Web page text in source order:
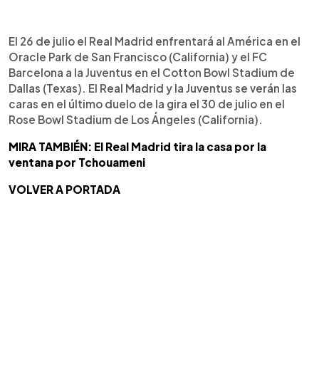
El 26 de julio el Real Madrid enfrentará al América en el
Oracle Park de San Francisco (California) y el FC
Barcelona a la Juventus en el Cotton Bowl Stadium de
Dallas (Texas). El Real Madrid y la Juventus se verán las
caras en el último duelo de la gira el 30 de julio en el
Rose Bowl Stadium de Los Ángeles (California).
MIRA TAMBIÉN: El Real Madrid tira la casa por la
ventana por Tchouameni
VOLVER A PORTADA